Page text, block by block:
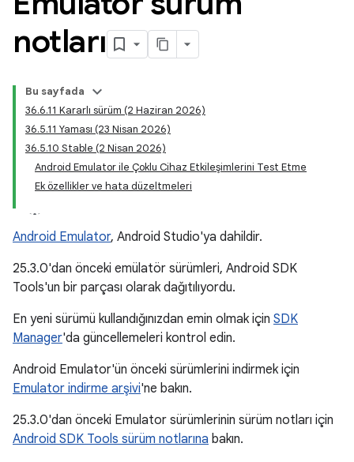
notları
Bu sayfada
36.6.11 Kararlı sürüm (2 Haziran 2026)
36.5.11 Yaması (23 Nisan 2026)
36.5.10 Stable (2 Nisan 2026)
Android Emulator ile Çoklu Cihaz Etkileşimlerini Test Etme
Ek özellikler ve hata düzeltmeleri
Android Emulator, Android Studio'ya dahildir.
25.3.0'dan önceki emülatör sürümleri, Android SDK
Tools'un bir parçası olarak dağıtılıyordu.
En yeni sürümü kullandığınızdan emin olmak için SDK
Manager'da güncellemeleri kontrol edin.
Android Emulator'ün önceki sürümlerini indirmek için
Emulator indirme arşivi'ne bakın.
25.3.0'dan önceki Emulator sürümlerinin sürüm notları için
Android SDK Tools sürüm notlarına bakın.